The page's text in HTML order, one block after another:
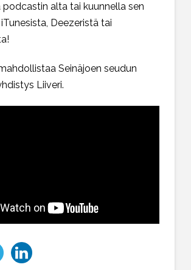
alta tai kuunnella sen
Deezeristä tai
Seinäjoen seudun
Liiveri.